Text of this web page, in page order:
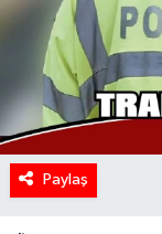
Paylaş